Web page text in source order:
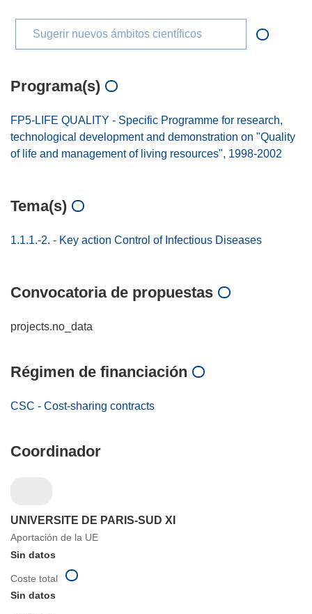
Sugerir nuevos ámbitos científicos
Programa(s)
FP5-LIFE QUALITY - Specific Programme for research,
technological development and demonstration on "Quality
of life and management of living resources", 1998-2002
Tema(s)
1.1.1.-2. - Key action Control of Infectious Diseases
Convocatoria de propuestas
projects.no_data
Régimen de financiación
CSC - Cost-sharing contracts
Coordinador
UNIVERSITE DE PARIS-SUD XI
Aportación de la UE
Sin datos
Coste total
Sin datos